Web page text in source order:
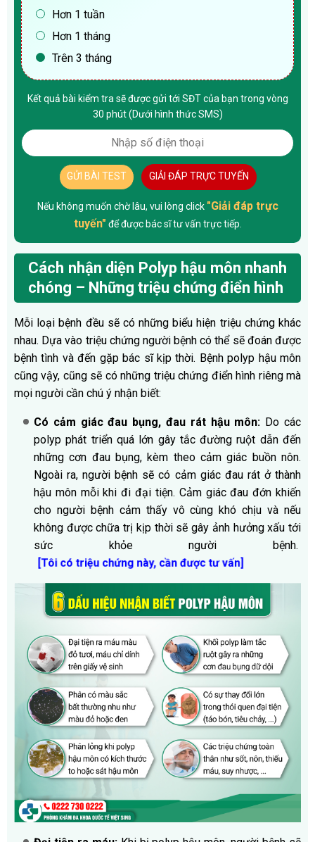
Hơn 1 tuần
Hơn 1 tháng
Trên 3 tháng
Kết quả bài kiểm tra sẽ được gửi tới SĐT của bạn trong vòng
30 phút (Dưới hình thức SMS)
GỬI BÀI TEST GIẢI ĐÁP TRỰC TUYẾN
Nếu không muốn chờ lâu, vui lòng click "Giải đáp trực
tuyến" để được bác sĩ tư vấn trực tiếp.
Cách nhận diện Polyp hậu môn nhanh
chóng – Những triệu chứng điển hình
Mỗi loại bệnh đều sẽ có những biểu hiện triệu chứng khác
nhau. Dựa vào triệu chứng người bệnh có thể sẽ đoán được
bệnh tình và đến gặp bác sĩ kịp thời. Bệnh polyp hậu môn
cũng vậy, cũng sẽ có những triệu chứng điển hình riêng mà
mọi người cần chú ý nhận biết:
Có cảm giác đau bụng, đau rát hậu môn: Do các
polyp phát triển quá lớn gây tắc đường ruột dẫn đến
những cơn đau bụng, kèm theo cảm giác buồn nôn.
Ngoài ra, người bệnh sẽ có cảm giác đau rát ở thành
hậu môn mỗi khi đi đại tiện. Cảm giác đau đớn khiến
cho người bệnh cảm thấy vô cùng khó chịu và nếu
không được chữa trị kịp thời sẽ gây ảnh hưởng xấu tới
sức khỏe người bệnh.
[Tôi có triệu chứng này, cần được tư vấn]